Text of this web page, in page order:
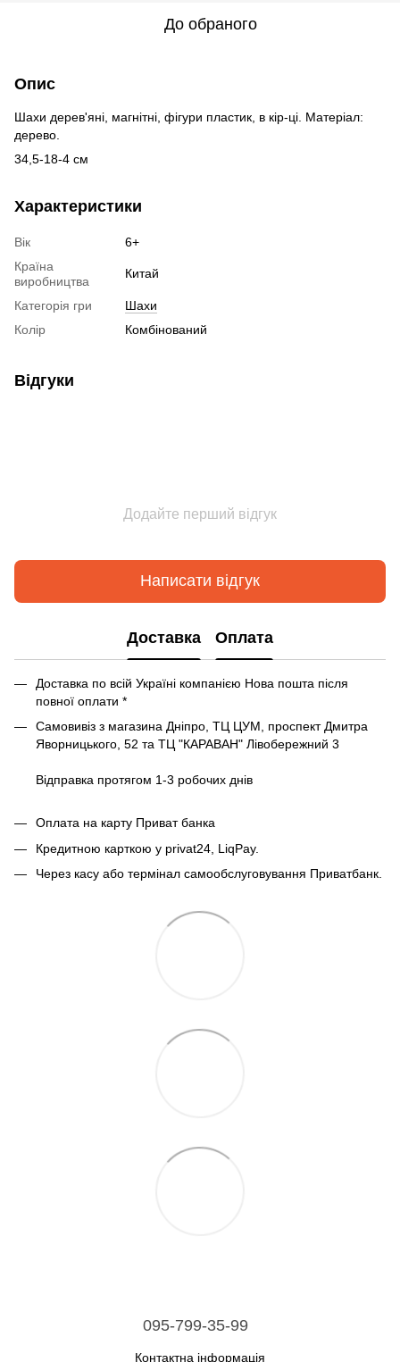
До обраного
Опис
Шахи дерев'яні, магнітні, фігури пластик, в кір-ці. Матеріал:
дерево.
34,5-18-4 см
Характеристики
Вік
6+
Країна
виробництва
Китай
Категорія гри
Шахи
Колір
Комбінований
Відгуки
Додайте перший відгук
Написати відгук
Доставка Оплата
Доставка по всій Україні компанією Нова пошта після
повної оплати *
Самовивіз з магазина Дніпро, ТЦ ЦУМ, проспект Дмитра
Яворницького, 52 та ТЦ "КАРАВАН" Лівобережний 3
Відправка протягом 1-3 робочих днів
Оплата на карту Приват банка
Кредитною карткою у privat24, LiqPay.
Через касу або термінал самообслуговування Приватбанк.
095-799-35-99
Контактна інформація